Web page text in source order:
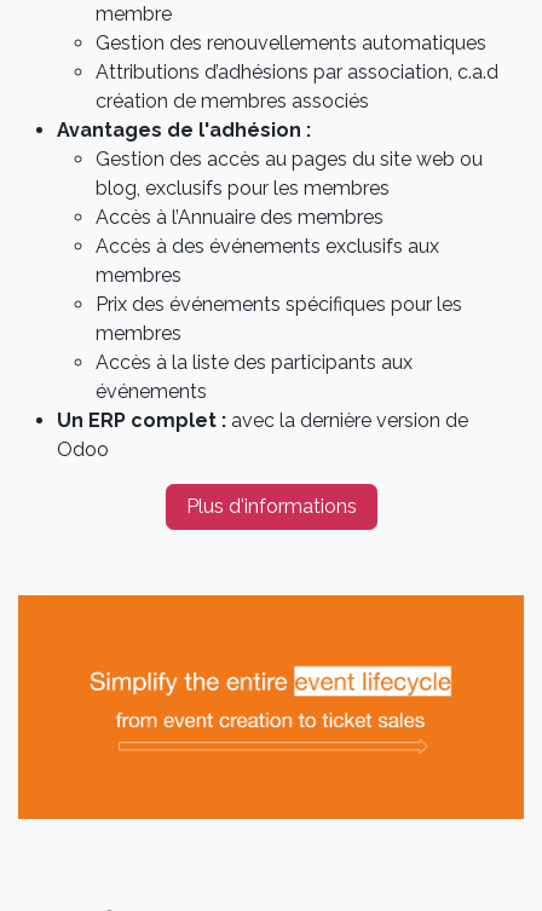
membre
Gestion des renouvellements automatiques
Attributions d’adhésions par association, c.a.d
création de membres associés
Avantages de l'adhésion :
Gestion des accès au pages du site web ou
blog, exclusifs pour les membres
Accès à l’Annuaire des membres
Accès à des événements exclusifs aux
membres
Prix des événements spécifiques pour les
membres
Accès à la liste des participants aux
événements
Un ERP complet : avec la dernière version de
Odoo
Plus d'informations